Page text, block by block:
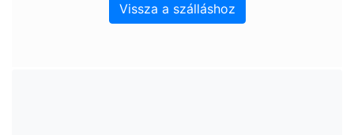
Vissza a szálláshoz